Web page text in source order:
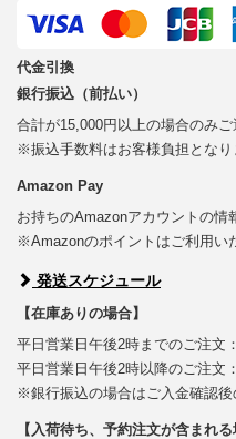
代金引換
銀行振込（前払い）
合計が15,000円以上の場合のみご
※振込手数料はお客様負担となり
Amazon Pay
お持ちのAmazonアカウントの情
※Amazonのポイントはご利用い
発送スケジュール
【在庫ありの場合】
平日営業日午後2時までのご注文
平日営業日午後2時以降のご注文
※銀行振込の場合はご入金確認後
【入荷待ち、予約注文が含まれる